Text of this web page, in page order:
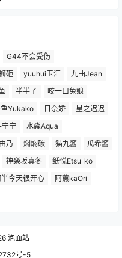
G44不会受伤
砸 yuuhui玉汇
九曲Jean
半半子
咬一口兔娘
Yukako 日奈娇
星之迟迟
宁宁
水淼Aqua
乃 焖焖碳 猫九酱
瓜希酱
神楽坂真冬
纸悦Etsu_ko
半今天很开心
阿薰kaOri
泡面站
号-5